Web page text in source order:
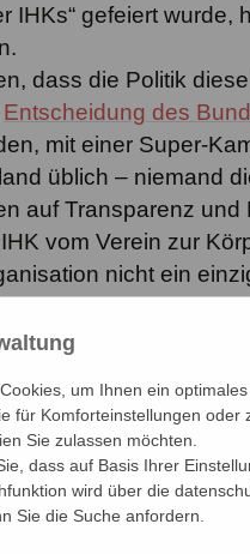
IHKs“ gefeiert
dass die Politik
Entscheidung des
mit einer Super-
üblich – niemand
auf Transparenz
vom Verein zur
nicht ein
an den
sich nur allzu
und
notorischen
in der IHK-
von Wansleben
um Ihnen ein
für Komforteinstellungen oder
Sie zulassen möchten.
dass auf Basis Ihrer
wird über die
Sie die Suche anfordern.